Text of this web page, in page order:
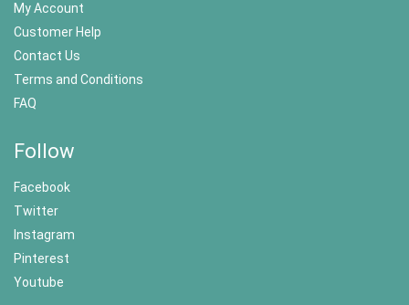
My Account
Customer Help
Contact Us
Terms and Conditions
FAQ
Follow
Facebook
Twitter
Instagram
Pinterest
Youtube